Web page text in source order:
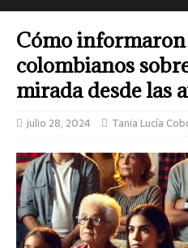
Cómo
colombianos
mirada desde las
julio 28, 2024 Tania Lucía